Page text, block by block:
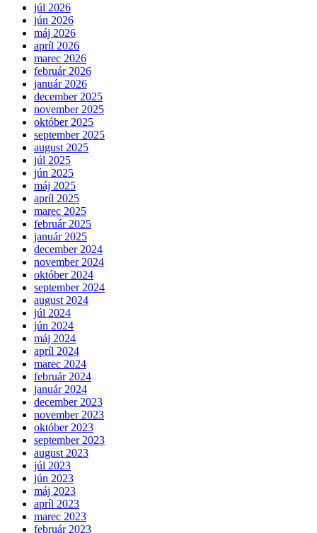
júl 2026
jún 2026
máj 2026
apríl 2026
marec 2026
február 2026
január 2026
december 2025
november 2025
október 2025
september 2025
august 2025
júl 2025
jún 2025
máj 2025
apríl 2025
marec 2025
február 2025
január 2025
december 2024
november 2024
október 2024
september 2024
august 2024
júl 2024
jún 2024
máj 2024
apríl 2024
marec 2024
február 2024
január 2024
december 2023
november 2023
október 2023
september 2023
august 2023
júl 2023
jún 2023
máj 2023
apríl 2023
marec 2023
február 2023